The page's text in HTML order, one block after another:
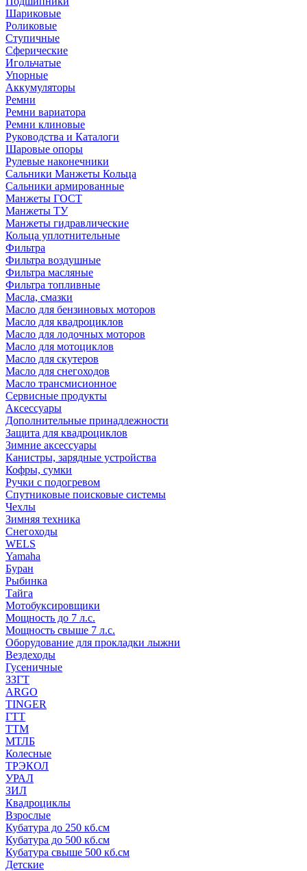
Шариковые
Роликовые
Ступичные
Сферические
Игольчатые
Упорные
Аккумуляторы
Ремни
Ремни вариатора
Ремни клиновые
Руководства и Каталоги
Шаровые опоры
Рулевые наконечники
Сальники Манжеты Кольца
Сальники армированные
Манжеты ГОСТ
Манжеты ТУ
Манжеты гидравлические
Кольца уплотнительные
Фильтра
Фильтра воздушные
Фильтра масляные
Фильтра топливные
Масла, смазки
Масло для бензиновых моторов
Масло для квадроциклов
Масло для лодочных моторов
Масло для мотоциклов
Масло для скутеров
Масло для снегоходов
Масло трансмисионное
Сервисные продукты
Аксессуары
Дополнительные принадлежности
Защита для квадроциклов
Зимние аксессуары
Канистры, зарядные устройства
Кофры, сумки
Ручки с подогревом
Спутниковые поисковые системы
Чехлы
Зимняя техника
Снегоходы
WELS
Yamaha
Буран
Рыбинка
Тайга
Мотобуксировщики
Мощность до 7 л.с.
Мощность свыше 7 л.с.
Оборудование для прокладки лыжни
Вездеходы
Гусеничные
ЗЗГТ
ARGO
TINGER
ГТТ
ТТМ
МТЛБ
Колесные
ТРЭКОЛ
УРАЛ
ЗИЛ
Квадроциклы
Взрослые
Кубатура до 250 кб.см
Кубатура до 500 кб.см
Кубатура свыше 500 кб.см
Детские